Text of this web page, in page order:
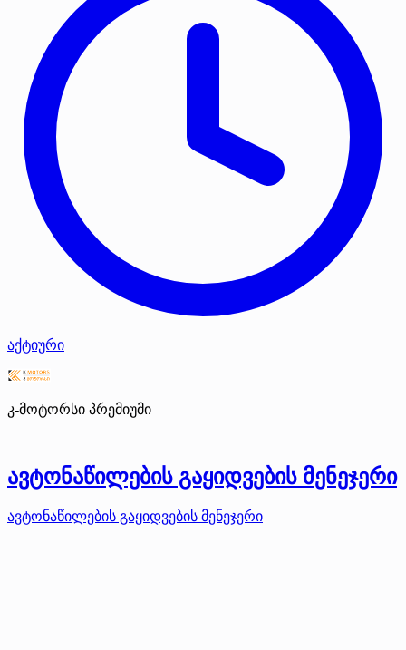
აქტიური
კ-მოტორსი პრემიუმი
ავტონაწილების გაყიდვების მენეჯერი
ავტონაწილების გაყიდვების მენეჯერი